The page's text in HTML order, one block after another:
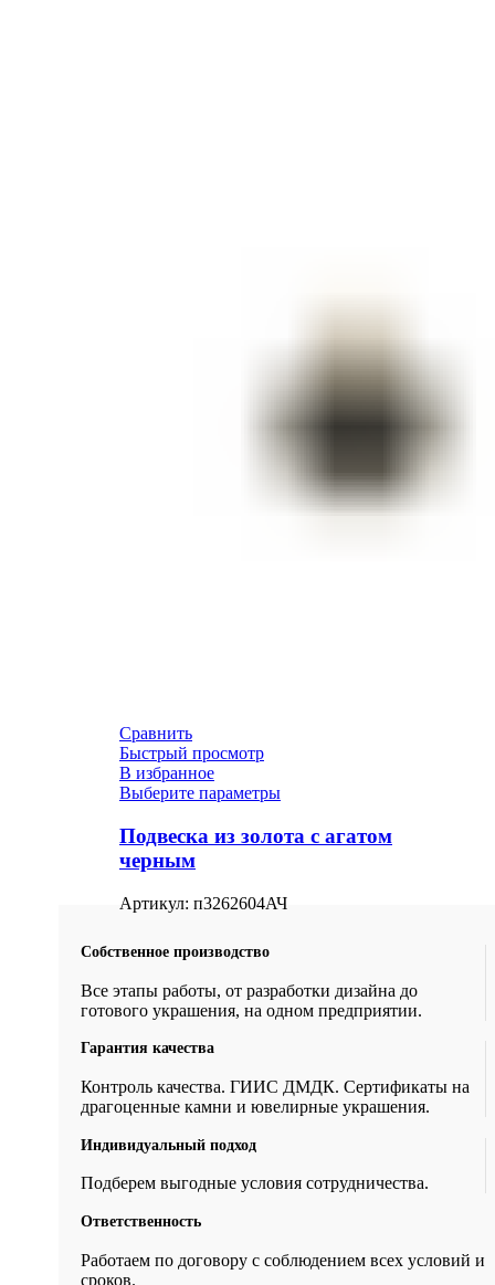
Сравнить
Быстрый просмотр
В избранное
Выберите параметры
Подвеска из золота с агатом
черным
Артикул: п3262604АЧ
Собственное производство
Все этапы работы, от разработки дизайна до
готового украшения, на одном предприятии.
Гарантия качества
Контроль качества. ГИИС ДМДК. Сертификаты на
драгоценные камни и ювелирные украшения.
Индивидуальный подход
Подберем выгодные условия сотрудничества.
Ответственность
Работаем по договору с соблюдением всех условий и
сроков.